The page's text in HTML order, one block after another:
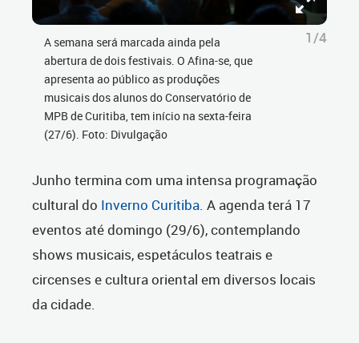
A semana será marcada ainda pela
abertura de dois festivais. O Afina-se, que
apresenta ao público as produções
musicais dos alunos do Conservatório de
MPB de Curitiba, tem início na sexta-feira
(27/6). Foto: Divulgação
1/4
Junho termina com uma intensa programação
cultural do Inverno Curitiba. A agenda terá 17
eventos até domingo (29/6), contemplando
shows musicais, espetáculos teatrais e
circenses e cultura oriental em diversos locais
da cidade.